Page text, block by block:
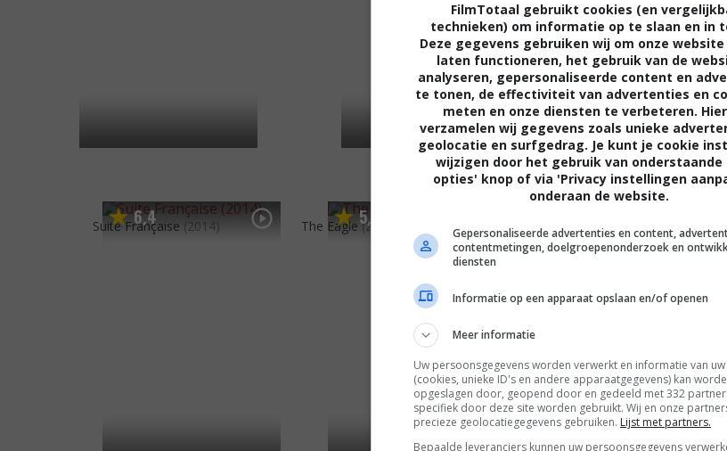
6,4
Suite Française (2014) 5,
The Eagle (2010) The Other Man (2008)
FilmTotaal gebruikt cookies (en
technieken) om informatie op te slaan en in
Deze gegevens gebruiken wij om onze
laten functioneren, het gebruik van de
analyseren, gepersonaliseerde content en
te tonen, de effectiviteit van advertenties en
meten en onze diensten te verbeteren.
verzamelen wij gegevens zoals unieke
geolocatie en surfgedrag. Je kunt je cookie
wijzigen door het gebruik van onderstaande
opties' knop of via 'Privacy instellingen
onderaan de website.
Gepersonaliseerde advertenties en content,
contentmetingen, doelgroepenonderzoek en
diensten
Informatie op een apparaat opslaan en/of openen
Meer informatie
Uw persoonsgegevens worden verwerkt en informatie van
(cookies, unieke ID's en andere apparaatgegevens) kan
opgeslagen door, geopend door en gedeeld met 332
specifiek door deze site worden gebruikt. Wij en onze
precieze geolocatiegegevens gebruiken. Lijst met partners.
Bepaalde leveranciers kunnen uw persoonsgegevens